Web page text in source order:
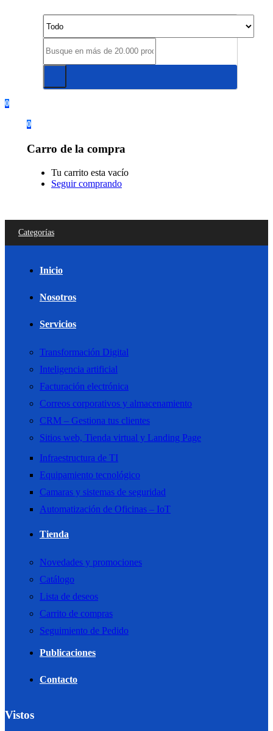
0
0
Carro de la compra
Tu carrito esta vacío
Seguir comprando
Categorías
Inicio
Nosotros
Servicios
Transformación Digital
Inteligencia artificial
Facturación electrónica
Correos corporativos y almacenamiento
CRM – Gestiona tus clientes
Sitios web, Tienda virtual y Landing Page
Infraestructura de TI
Equipamiento tecnológico
Camaras y sistemas de seguridad
Automatización de Oficinas – IoT
Tienda
Novedades y promociones
Catálogo
Lista de deseos
Carrito de compras
Seguimiento de Pedido
Publicaciones
Contacto
Vistos